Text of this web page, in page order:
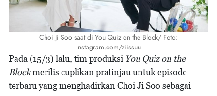
Choi Ji Soo saat di You Quiz on the Block/ Foto:
instagram.com/ziissuu
Pada (15/3) lalu, tim produksi You Quiz on the
Blockmerilis cuplikan pratinjau untuk episode
terbaru yang menghadirkan Choi Ji Soo sebagai